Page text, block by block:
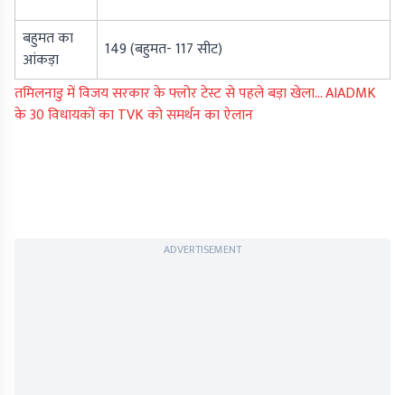
बहुमत का
आंकड़ा
149 (बहुमत- 117 सीट)
तमिलनाडु में विजय सरकार के फ्लोर टेस्ट से पहले बड़ा खेला… AIADMK
के 30 विधायकों का TVK को समर्थन का ऐलान
ADVERTISEMENT